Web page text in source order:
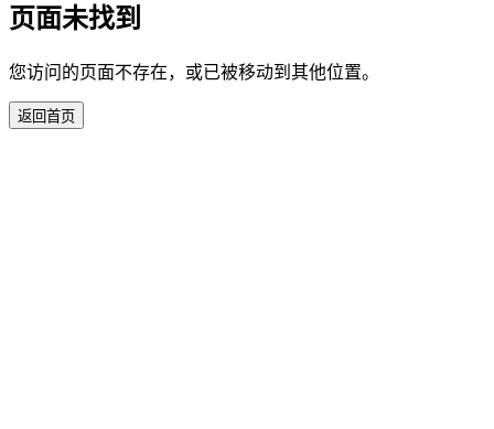
页面未找到
您访问的页面不存在，或已被移动到其他位置。
返回首页